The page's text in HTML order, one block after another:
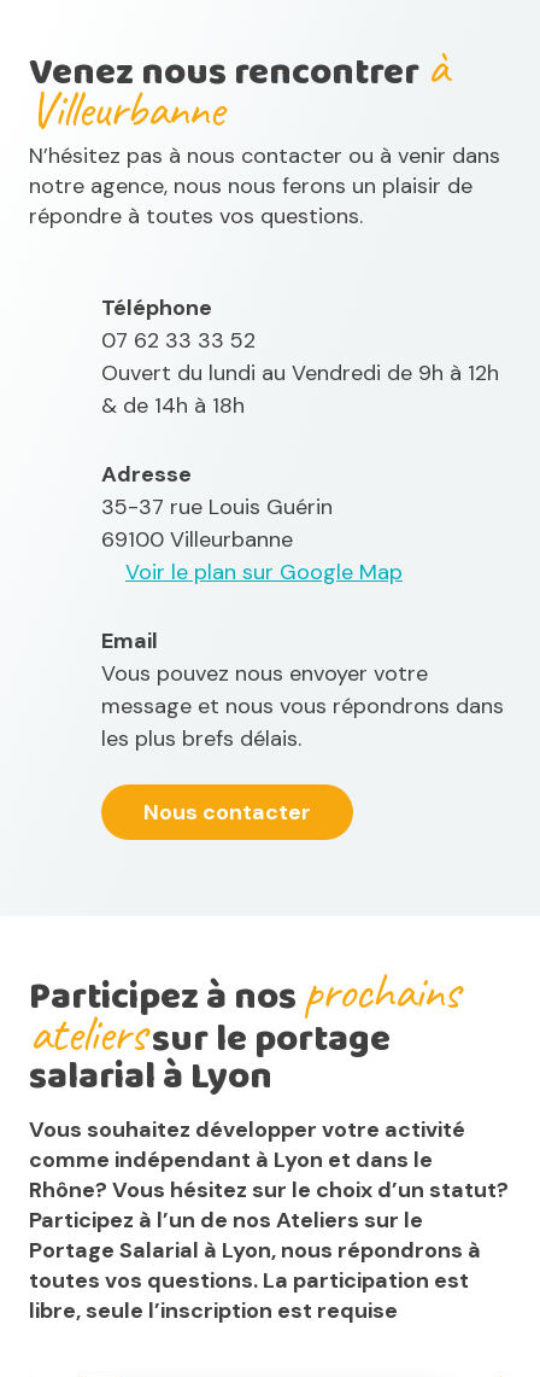
Venez nous rencontrer à
Villeurbanne
N’hésitez pas à nous contacter ou à venir dans
notre agence, nous nous ferons un plaisir de
répondre à toutes vos questions.
Téléphone
07 62 33 33 52
Ouvert du lundi au Vendredi de 9h à 12h
& de 14h à 18h
Adresse
35-37 rue Louis Guérin
69100 Villeurbanne
Voir le plan sur Google Map
Email
Vous pouvez nous envoyer votre
message et nous vous répondrons dans
les plus brefs délais.
Nous contacter
Participez à nosprochains
atelierssur le portage
salarial à Lyon
Vous souhaitez développer votre activité
comme indépendant à Lyon et dans le
Rhône? Vous hésitez sur le choix d’un statut?
Participez à l’un de nos Ateliers sur le
Portage Salarial à Lyon, nous répondrons à
toutes vos questions. La participation est
libre, seule l’inscription est requise